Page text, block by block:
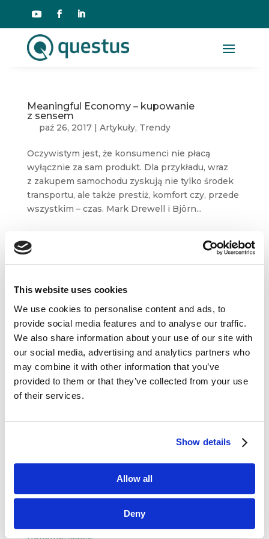
This website uses cookies
We use cookies to personalise content and ads, to
provide social media features and to analyse our traffic.
We also share information about your use of our site with
our social media, advertising and analytics partners who
may combine it with other information that you’ve
provided to them or that they’ve collected from your use
of their services.
Show details
Allow all
Deny
Meaningful Economy – kupowanie
z sensem
paź 26, 2017| Artykuły, Trendy
Oczywistym jest, że konsumenci nie płacą
wyłącznie za sam produkt. Dla przykładu, wraz
z zakupem samochodu zyskują nie tylko środek
transportu, ale także prestiż, komfort czy, przede
wszystkim – czas. Mark Drewell i Björn...

questus
ul. Organizacji WiN 83/7
91-811 Łódź
 601 098 038
 questus@questus.pl
Polityka prywatności